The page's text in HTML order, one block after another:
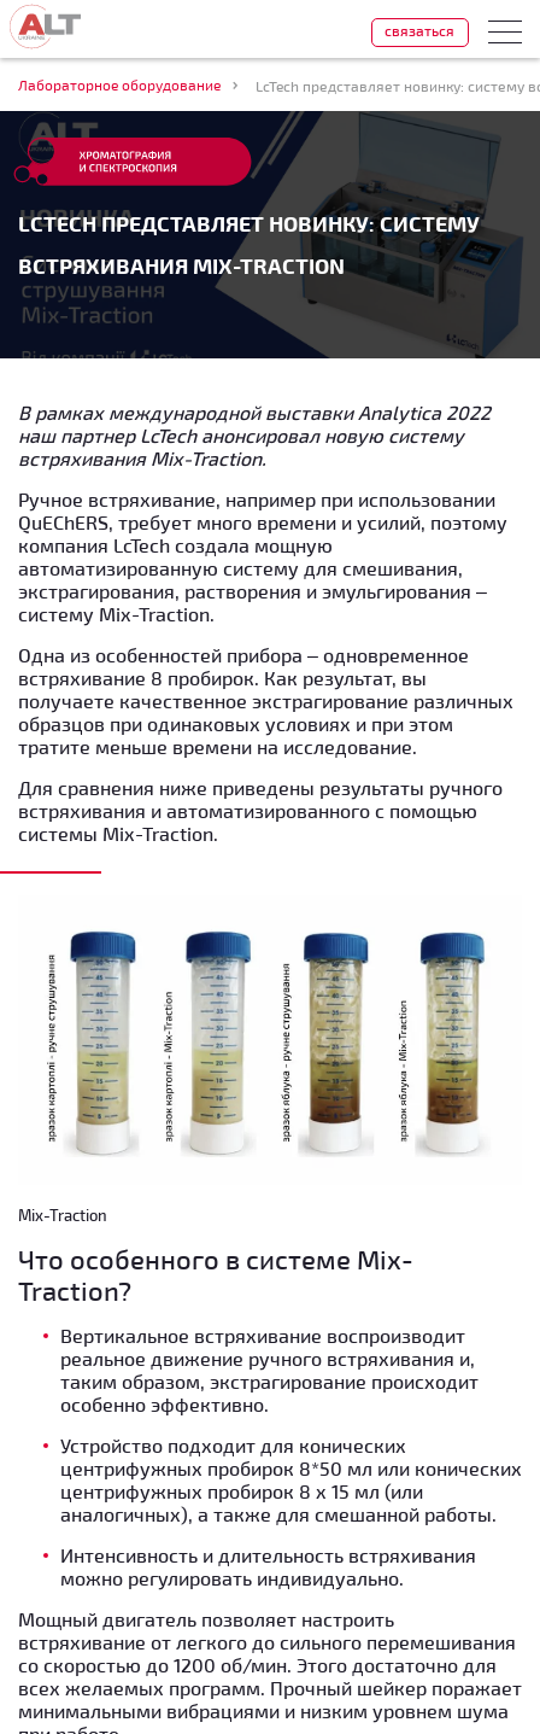
Лабораторное оборудование LcTech представляет новинку: систему
LCTECH ПРЕДСТАВЛЯЕТ НОВИНКУ: СИСТЕМУ
ВСТРЯХИВАНИЯ MIX-TRACTION
связаться
В рамках международной выставки Analytica 2022
наш партнер LcTech анонсировал новую систему
встряхивания Mix-Traction.
Ручное встряхивание, например при использовании
QuEChERS, требует много времени и усилий, поэтому
компания LcTech создала мощную
автоматизированную систему для смешивания,
экстрагирования, растворения и эмульгирования –
систему Mix-Traction.
Одна из особенностей прибора – одновременное
встряхивание 8 пробирок. Как результат, вы
получаете качественное экстрагирование различных
образцов при одинаковых условиях и при этом
тратите меньше времени на исследование.
Для сравнения ниже приведены результаты ручного
встряхивания и автоматизированного с помощью
системы Mix-Traction.
Mix-Traction
Что особенного в системе Mix-
Traction?
Вертикальное встряхивание воспроизводит
реальное движение ручного встряхивания и,
таким образом, экстрагирование происходит
особенно эффективно.
Устройство подходит для конических
центрифужных пробирок 8*50 мл или конических
центрифужных пробирок 8 x 15 мл (или
аналогичных), а также для смешанной работы.
Интенсивность и длительность встряхивания
можно регулировать индивидуально.
Мощный двигатель позволяет настроить
встряхивание от легкого до сильного перемешивания
со скоростью до 1200 об/мин. Этого достаточно для
всех желаемых программ. Прочный шейкер поражает
минимальными вибрациями и низким уровнем шума